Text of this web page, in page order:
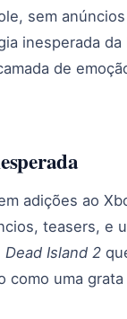
sem
inesperada da
de
adições ao
teasers, e
Dead Island 2
como uma